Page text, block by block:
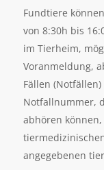
Fundtiere
von 8:30h bis
im Tierheim,
Voranmeldung,
Fällen
Notfallnummer,
abhören
angegebenen